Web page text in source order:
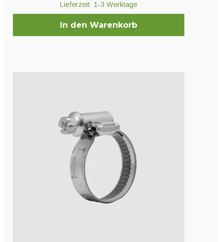
Lieferzeit: 1-3 Werktage
In den Warenkorb